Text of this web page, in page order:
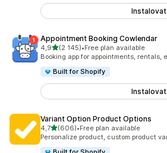
Instalovat
Appointment Booking Cowlendar
4,9z 5 hvězd
(2 145)
Celkový počet recenzí: 2145
•Free plan available
Booking app for appointments, rentals,
Built for Shopify
Instalovat
Variant Option Product Options
4,7z 5 hvězd
(606)
Celkový počet recenzí: 606
•Free plan available
Personalize product, custom product